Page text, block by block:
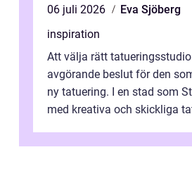
06 juli 2026
Eva Sjöberg
inspiration
Att välja rätt
avgörande beslut för den
ny tatuering. I en stad som
med kreativa och skickliga